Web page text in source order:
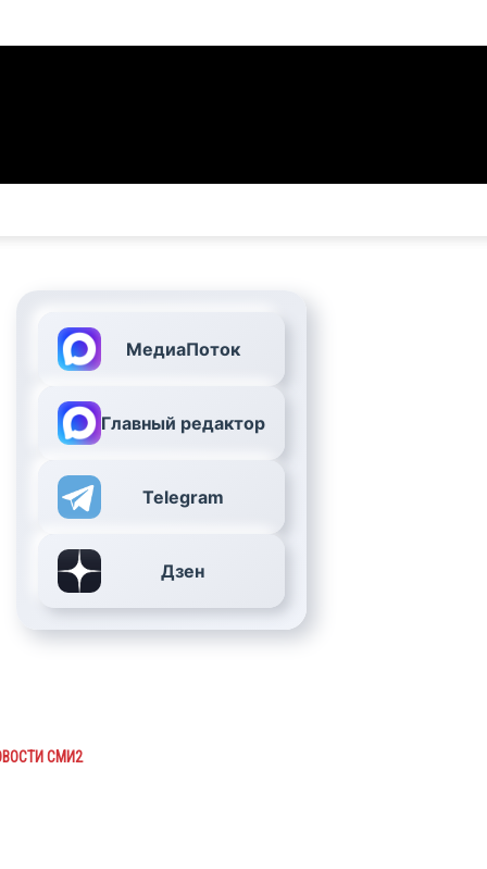
МедиаПоток
Главный редактор
Telegram
Дзен
СМИ2